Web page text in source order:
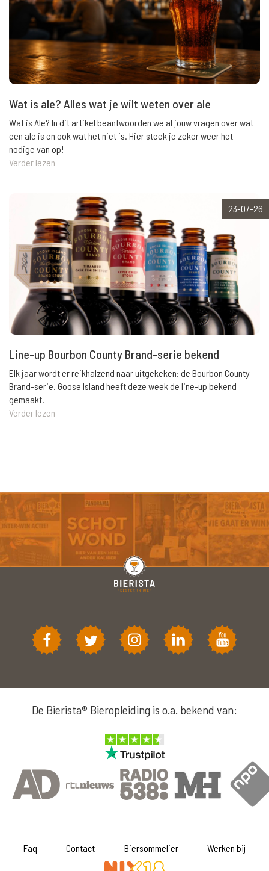
Wat is ale? Alles wat je wilt weten over ale
Wat is Ale? In dit artikel beantwoorden we al jouw vragen over wat
een ale is en ook wat het niet is. Hier steek je zeker weer het
nodige van op!
Verder lezen
23-07-26
Line-up Bourbon County Brand-serie bekend
Elk jaar wordt er reikhalzend naar uitgekeken: de Bourbon County
Brand-serie. Goose Island heeft deze week de line-up bekend
gemaakt.
Verder lezen
De Bierista® Bieropleiding is o.a. bekend van:
Faq Contact Biersommelier Werken bij